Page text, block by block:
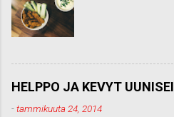
HELPPO JA KEVYT UUNISEI
-tammikuuta 24, 2014